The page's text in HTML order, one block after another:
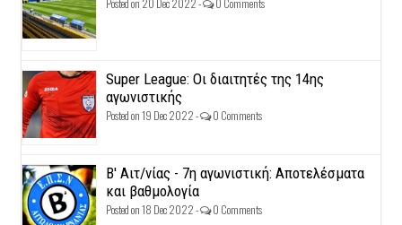
Posted on 20 Dec 2022 - 0 Comments
Super League: Οι διαιτητές της 14ης
αγωνιστικής
Posted on 19 Dec 2022 - 0 Comments
Β' Αιτ/νίας - 7η αγωνιστική: Αποτελέσματα
και βαθμολογία
Posted on 18 Dec 2022 - 0 Comments